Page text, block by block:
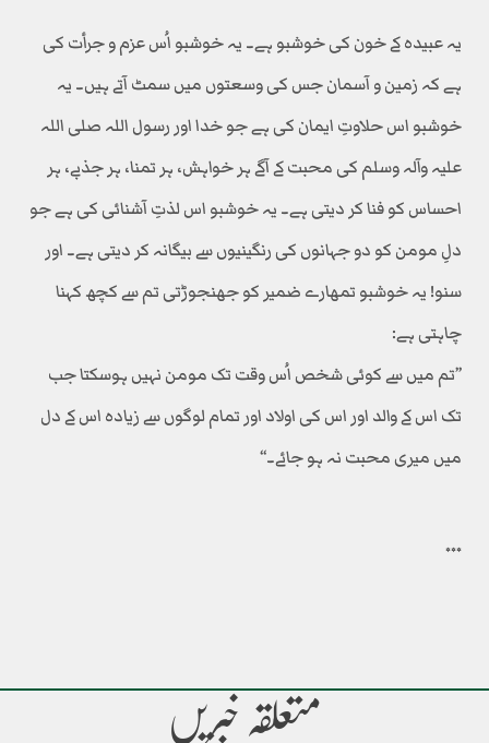
یہ عبیدہ کے خون کی خوشبو ہے۔ یہ خوشبو اُس عزم و جرأت کی
ہے کہ زمین و آسمان جس کی وسعتوں میں سمٹ آتے ہیں۔ یہ
خوشبو اس حلاوتِ ایمان کی ہے جو خدا اور رسول اللہ صلی اللہ
علیہ وآلہ وسلم کی محبت کے آگے ہر خواہش، ہر تمنا، ہر جذبے، ہر
احساس کو فنا کر دیتی ہے۔ یہ خوشبو اس لذتِ آشنائی کی ہے جو
دلِ مومن کو دو جہانوں کی رنگینیوں سے بیگانہ کر دیتی ہے۔ اور
سنو! یہ خوشبو تمھارے ضمیر کو جھنجوڑتی تم سے کچھ کہنا
چاہتی ہے:
’’تم میں سے کوئی شخص اُس وقت تک مومن نہیں ہوسکتا جب
تک اس کے والد اور اس کی اولاد اور تمام لوگوں سے زیادہ اس کے دل
میں میری محبت نہ ہو جائے۔‘‘
٭٭٭
متعلقہ خبریں